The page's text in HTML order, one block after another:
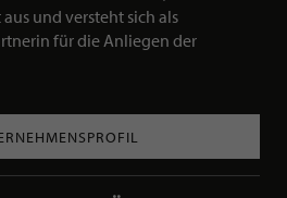
und versteht sich als
für die Anliegen der